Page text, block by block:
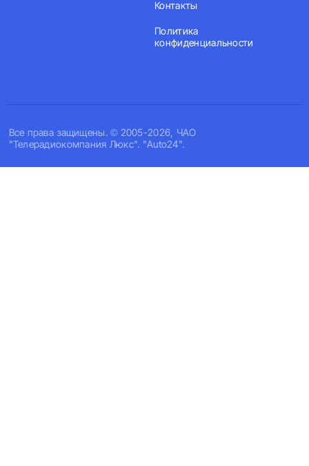
Все права защищены. © 2005-2026, ЧАО
"Телерадиокомпания Люкс". "Auto24".
Контакты
Политика
конфиденциальности